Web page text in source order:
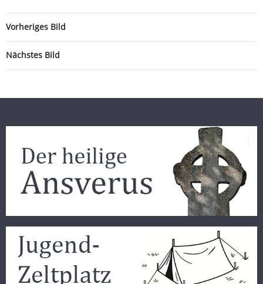
Vorheriges Bild
Nächstes Bild